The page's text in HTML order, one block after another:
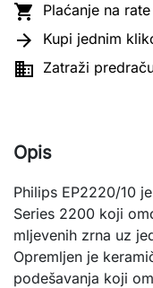
 Plaćanje na rate
 Kupi jednim
 Zatraži
Opis
Philips EP2220/10
Series 2200 koji
mljevenih zrna uz
Opremljen je
podešavanja koji